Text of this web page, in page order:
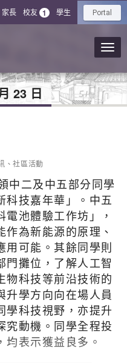
家長 校友 1 學生 Portal
23 日
、社區活動
中二及中五部分同學
科技嘉年華」。中五
池體驗工作坊」，
為新能源的原理、
用可能。其餘同學則
門攤位，了解人工智
物科技等前沿技術的
升學方向向在場人員
學科技視野，亦提升
究動機。同學全程投
均表示獲益良多。